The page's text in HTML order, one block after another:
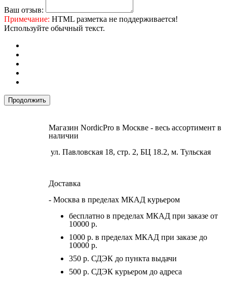
Ваш отзыв:
Примечание: HTML разметка не поддерживается!
Используйте обычный текст.
Продолжить
Магазин NordicPro в Москве - весь ассортимент в
наличии
ул. Павловская 18, стр. 2, БЦ 18.2, м. Тульская
Доставка
- Москва в пределах МКАД курьером
бесплатно в пределах МКАД при заказе от
10000 р.
1000 р. в пределах МКАД при заказе до
10000 р.
350 р. СДЭК до пункта выдачи
500 р. СДЭК курьером до адреса